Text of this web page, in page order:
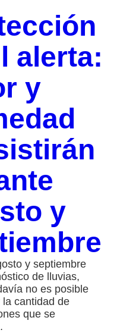
alerta:
y
y
y septiembre
de lluvias,
no es posible
cantidad de
que se